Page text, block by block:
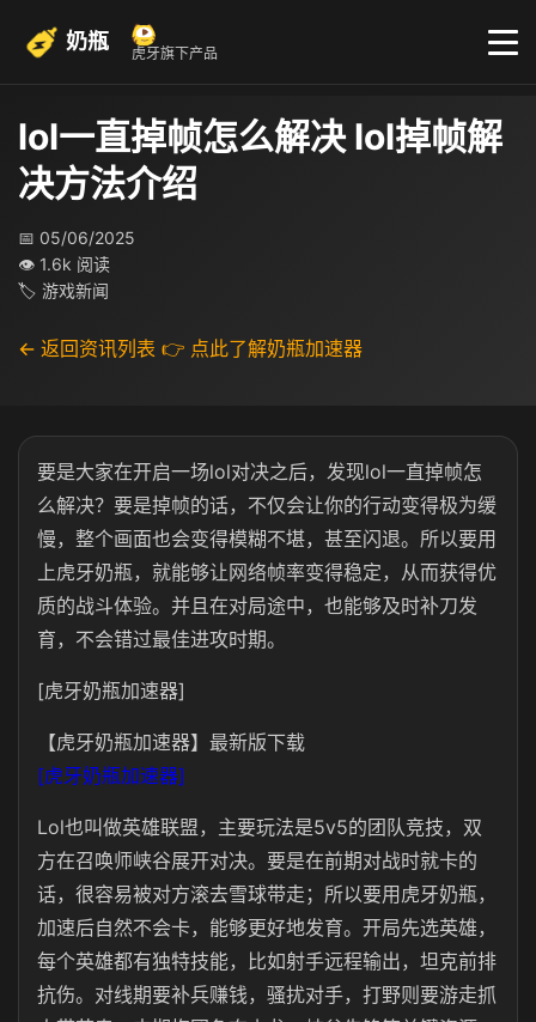
奶瓶 虎牙旗下产品
lol一直掉帧怎么解决 lol掉帧解
决方法介绍
📅 05/06/2025
👁 1.6k 阅读
🏷 游戏新闻
← 返回资讯列表 👉 点此了解奶瓶加速器
要是大家在开启一场lol对决之后，发现lol一直掉帧怎
么解决？要是掉帧的话，不仅会让你的行动变得极为缓
慢，整个画面也会变得模糊不堪，甚至闪退。所以要用
上虎牙奶瓶，就能够让网络帧率变得稳定，从而获得优
质的战斗体验。并且在对局途中，也能够及时补刀发
育，不会错过最佳进攻时期。
[虎牙奶瓶加速器]
【虎牙奶瓶加速器】最新版下载
[虎牙奶瓶加速器]
Lol也叫做英雄联盟，主要玩法是5v5的团队竞技，双
方在召唤师峡谷展开对决。要是在前期对战时就卡的
话，很容易被对方滚去雪球带走；所以要用虎牙奶瓶，
加速后自然不会卡，能够更好地发育。开局先选英雄，
每个英雄都有独特技能，比如射手远程输出，坦克前排
抗伤。对线期要补兵赚钱，骚扰对手，打野则要游走抓